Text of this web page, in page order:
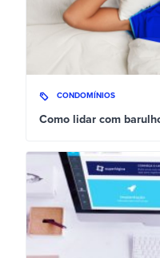
CONDOMÍNIOS
Como lidar com